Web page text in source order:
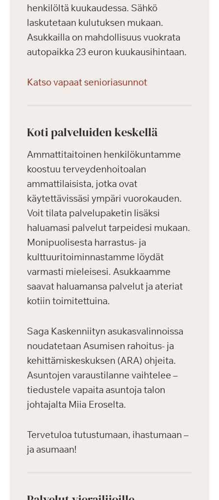
henkilöltä kuukaudessa. Sähkö
laskutetaan kulutuksen mukaan.
Asukkailla on mahdollisuus vuokrata
autopaikka 23 euron kuukausihintaan.
Katso vapaat senioriasunnot
Koti palveluiden keskellä
Ammattitaitoinen henkilökuntamme
koostuu terveydenhoitoalan
ammattilaisista, jotka ovat
käytettävissäsi ympäri vuorokauden.
Voit tilata palvelupaketin lisäksi
haluamasi palvelut tarpeidesi mukaan.
Monipuolisesta harrastus- ja
kulttuuritoiminnastamme löydät
varmasti mieleisesi. Asukkaamme
saavat haluamansa palvelut ja ateriat
kotiin toimitettuina.
Saga Kaskenniityn asukasvalinnoissa
noudatetaan Asumisen rahoitus- ja
kehittämiskeskuksen (ARA) ohjeita.
Asuntojen varaustilanne vaihtelee –
tiedustele vapaita asuntoja talon
johtajalta Miia Eroselta.
Tervetuloa tutustumaan, ihastumaan –
ja asumaan!